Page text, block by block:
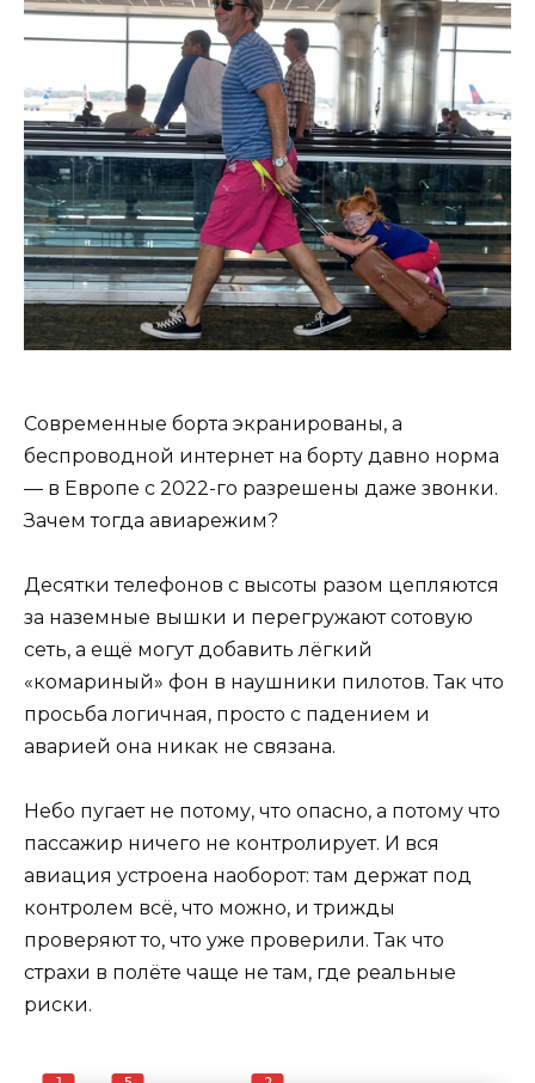
Современные борта экранированы, а
беспроводной интернет на борту давно норма
— в Европе с 2022-го разрешены даже звонки.
Зачем тогда авиарежим?
Десятки телефонов с высоты разом цепляются
за наземные вышки и перегружают сотовую
сеть, а ещё могут добавить лёгкий
«комариный» фон в наушники пилотов. Так что
просьба логичная, просто с падением и
аварией она никак не связана.
Небо пугает не потому, что опасно, а потому что
пассажир ничего не контролирует. И вся
авиация устроена наоборот: там держат под
контролем всё, что можно, и трижды
проверяют то, что уже проверили. Так что
страхи в полёте чаще не там, где реальные
риски.